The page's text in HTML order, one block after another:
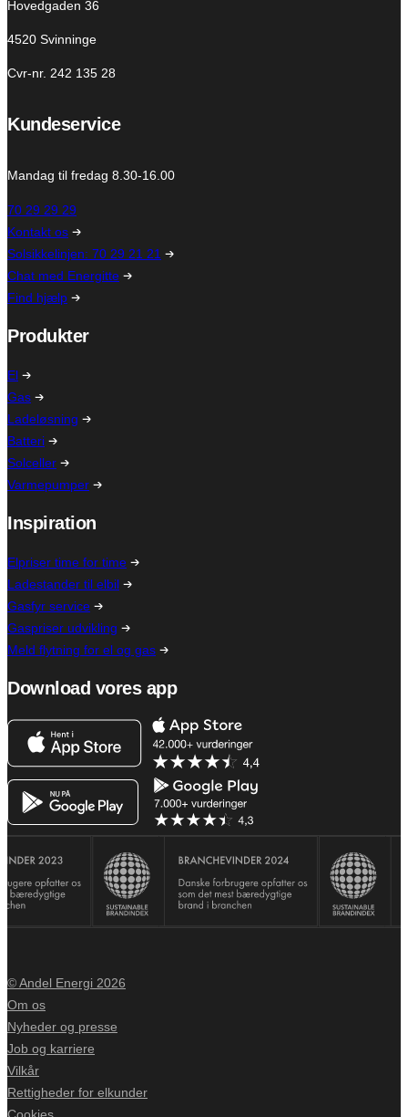
Hovedgaden 36
4520 Svinninge
Cvr-nr. 242 135 28
Kundeservice
Mandag til fredag 8.30-16.00
70 29 29 29
Kontakt os
Solsikkelinjen: 70 29 21 21
Chat med Energitte
Find hjælp
Produkter
El
Gas
Ladeløsning
Batteri
Solceller
Varmepumper
Inspiration
Elpriser time for time
Ladestander til elbil
Gasfyr service
Gaspriser udvikling
Meld flytning for el og gas
Download vores app
© Andel Energi 2026
Om os
Nyheder og presse
Job og karriere
Vilkår
Rettigheder for elkunder